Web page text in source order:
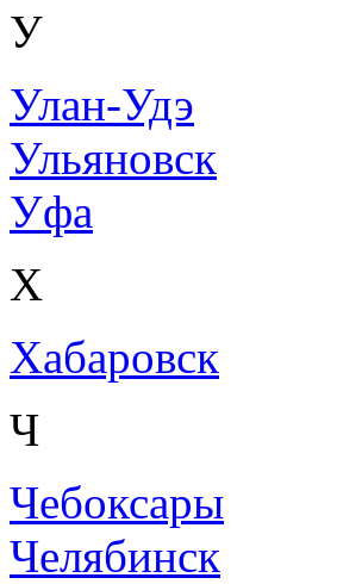
У
Улан-Удэ
Ульяновск
Уфа
Х
Хабаровск
Ч
Чебоксары
Челябинск